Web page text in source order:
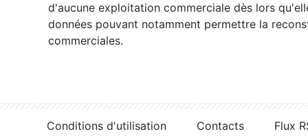
d'aucune exploitation commerciale dès lors
données pouvant notamment permettre la
commerciales.
Conditions d'utilisation Contacts
Flux